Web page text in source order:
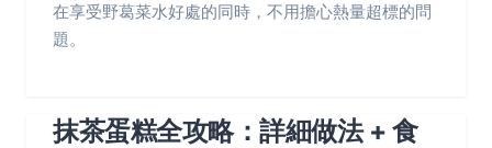
在享受野葛菜水好處的同時，不用擔心熱量超標的問
題。
抹茶蛋糕全攻略：詳細做法 + 食